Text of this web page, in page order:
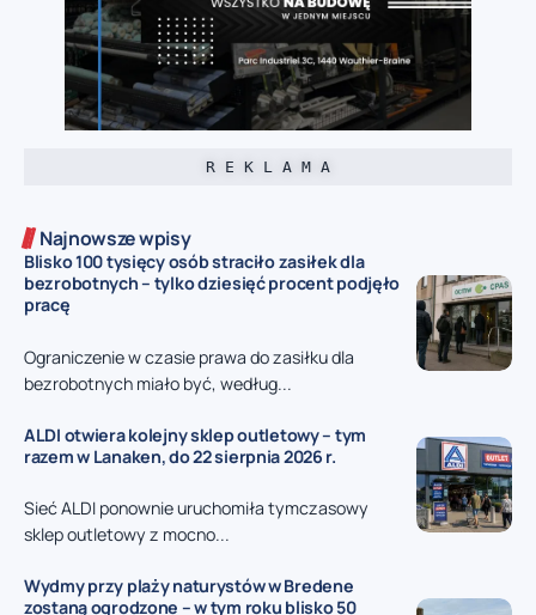
R E K L A M A
Najnowsze wpisy
Blisko 100 tysięcy osób straciło zasiłek dla
bezrobotnych – tylko dziesięć procent podjęło
pracę
Ograniczenie w czasie prawa do zasiłku dla
bezrobotnych miało być, według...
ALDI otwiera kolejny sklep outletowy – tym
razem w Lanaken, do 22 sierpnia 2026 r.
Sieć ALDI ponownie uruchomiła tymczasowy
sklep outletowy z mocno...
Wydmy przy plaży naturystów w Bredene
zostaną ogrodzone – w tym roku blisko 50